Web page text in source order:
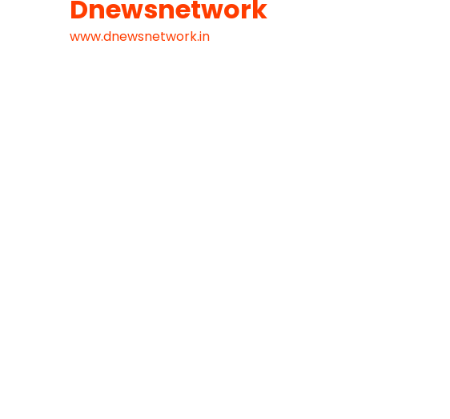
Dnewsnetwork
www.dnewsnetwork.in